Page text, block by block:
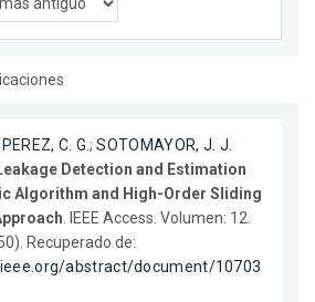
PEREZ, C. G.;SOTOMAYOR, J. J.
Detection and Estimation
Algorithm and High-Order Sliding
. IEEE Access. Volumen: 12.
Recuperado de:
abstract/document/10703